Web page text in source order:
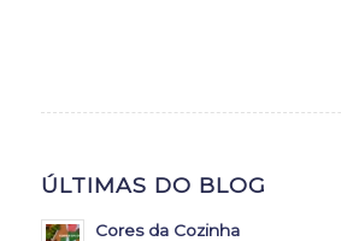
ÚLTIMAS DO BLOG
Cores da Cozinha